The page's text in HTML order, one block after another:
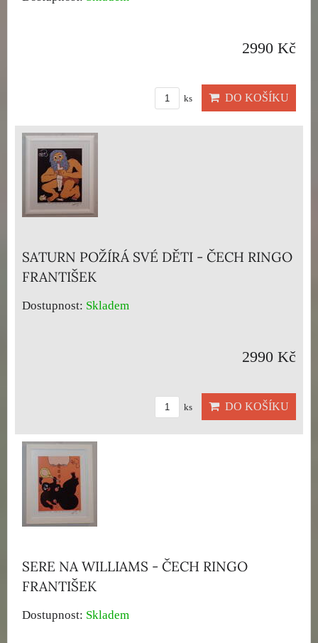
2990 Kč
ks DO KOŠÍKU
SATURN POŽÍRÁ SVÉ DĚTI - ČECH RINGO
FRANTIŠEK
Dostupnost: Skladem
2990 Kč
ks DO KOŠÍKU
SERE NA WILLIAMS - ČECH RINGO
FRANTIŠEK
Dostupnost: Skladem